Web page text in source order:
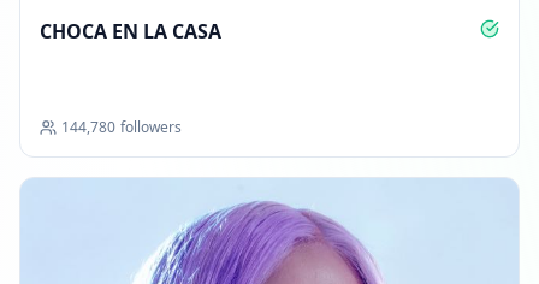
CHOCA EN LA CASA
144,780 followers